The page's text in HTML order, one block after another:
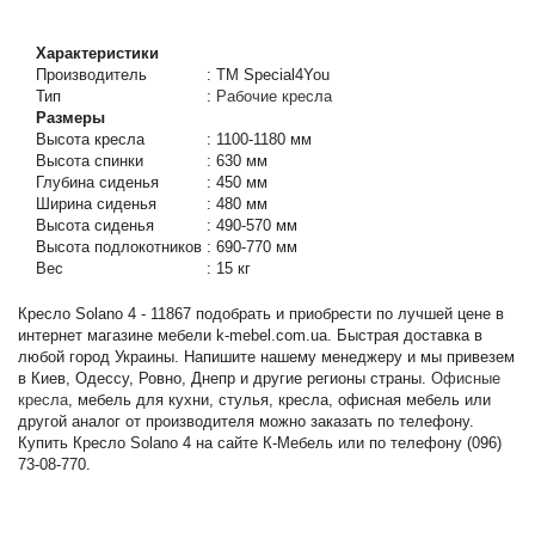
Характеристики
Производитель
: TM Special4You
Тип
: Рабочие кресла
Размеры
Высота кресла
: 1100-1180 мм
Высота спинки
: 630 мм
Глубина сиденья
: 450 мм
Ширина сиденья
: 480 мм
Высота сиденья
: 490-570 мм
Высота подлокотников : 690-770 мм
Вес
: 15 кг
Кресло Solano 4 - 11867 подобрать и приобрести по лучшей цене в
интернет магазине мебели k-mebel.com.ua. Быстрая доставка в
любой город Украины. Напишите нашему менеджеру и мы привезем
в Киев, Одессу, Ровно, Днепр и другие регионы страны. Офисные
кресла, мебель для кухни, стулья, кресла, офисная мебель или
другой аналог от производителя можно заказать по телефону.
Купить Кресло Solano 4 на сайте К-Мебель или по телефону (096)
73-08-770.